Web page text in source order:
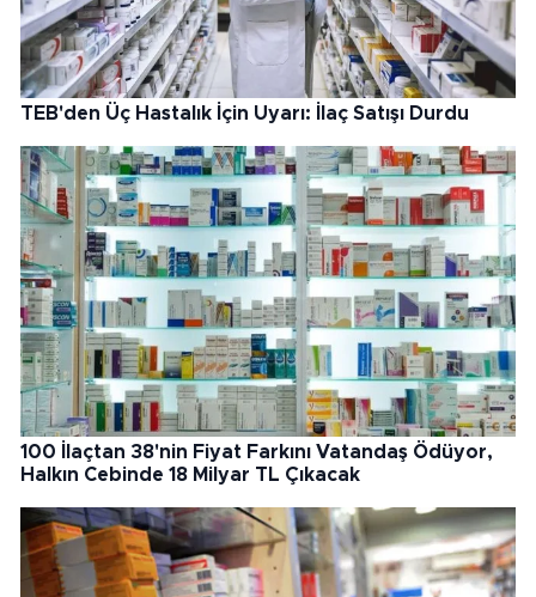
TEB'den Üç Hastalık İçin Uyarı: İlaç Satışı Durdu
100 İlaçtan 38'nin Fiyat Farkını Vatandaş Ödüyor,
Halkın Cebinde 18 Milyar TL Çıkacak